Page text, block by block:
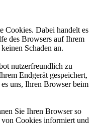
Cookies. Dabei handelt es
des Browsers auf Ihrem
Schaden an.
nutzerfreundlich zu
Endgerät gespeichert,
uns, Ihren Browser beim
Sie Ihren Browser so
von Cookies informiert und